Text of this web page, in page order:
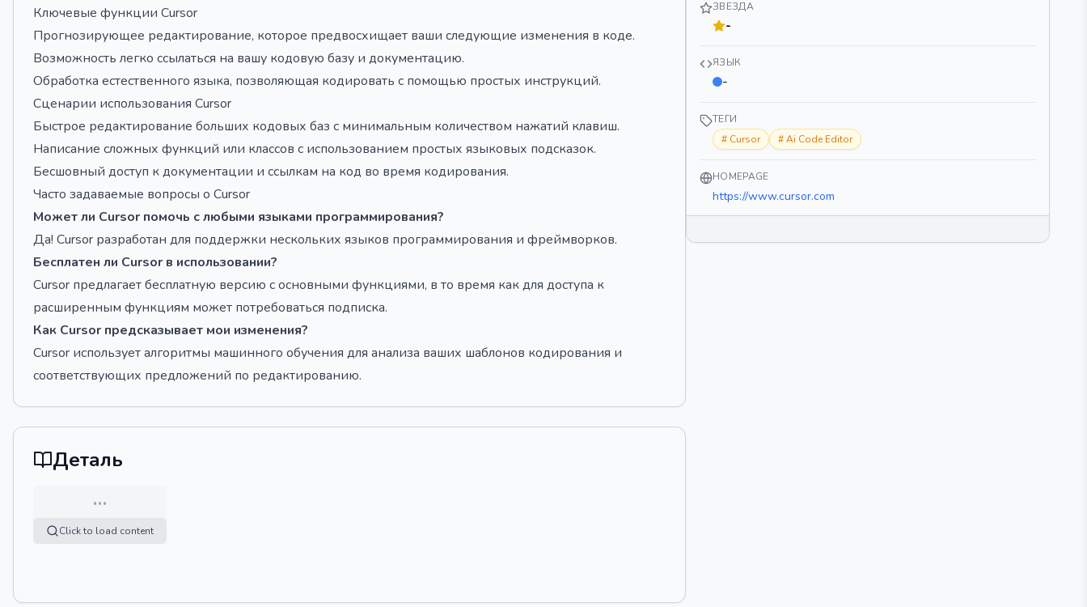
Ключевые функции Cursor
Прогнозирующее редактирование, которое предвосхищает ваши следующие изменения в коде.
Возможность легко ссылаться на вашу кодовую базу и документацию.
Обработка естественного языка, позволяющая кодировать с помощью простых инструкций.
Сценарии использования Cursor
Быстрое редактирование больших кодовых баз с минимальным количеством нажатий клавиш.
Написание сложных функций или классов с использованием простых языковых подсказок.
Бесшовный доступ к документации и ссылкам на код во время кодирования.
Часто задаваемые вопросы о Cursor
Может ли Cursor помочь с любыми языками программирования?
Да! Cursor разработан для поддержки нескольких языков программирования и фреймворков.
Бесплатен ли Cursor в использовании?
Cursor предлагает бесплатную версию с основными функциями, в то время как для доступа к
расширенным функциям может потребоваться подписка.
Как Cursor предсказывает мои изменения?
Cursor использует алгоритмы машинного обучения для анализа ваших шаблонов кодирования и
соответствующих предложений по редактированию.
Деталь
…
Click to load content
ЗВЕЗДА
-
ЯЗЫК
-
ТЕГИ
# Cursor #Ai Code Editor
HOMEPAGE
https://www.cursor.com